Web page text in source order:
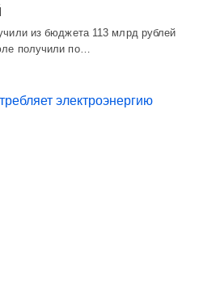
из бюджета 113 млрд рублей
получили по…